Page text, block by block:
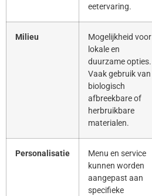
eetervaring.
Milieu
Mogelijkheid voor
lokale en
duurzame opties.
Vaak gebruik van
biologisch
afbreekbare of
herbruikbare
materialen.
Personalisatie
Menu en service
kunnen worden
aangepast aan
specifieke